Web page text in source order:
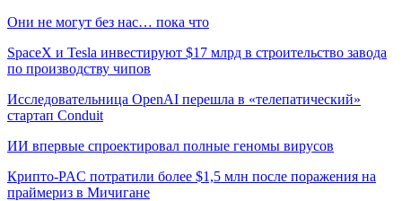
Они не могут без нас… пока что
SpaceX и Tesla инвестируют $17 млрд в строительство завода
по производству чипов
Исследовательница OpenAI перешла в «телепатический»
стартап Conduit
ИИ впервые спроектировал полные геномы вирусов
Крипто-PAC потратили более $1,5 млн после поражения на
праймериз в Мичигане